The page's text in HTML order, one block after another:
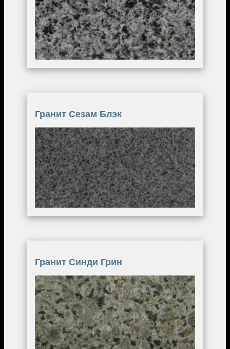
Гранит Сезам Блэк
Image
Гранит Синди Грин
Image